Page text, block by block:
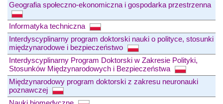
Geografia społeczno-ekonomiczna i gospodarka przestrzenna
Informatyka techniczna
Interdyscyplinarny program doktorski nauki o polityce, stosunki
międzynarodowe i bezpieczeństwo
Interdyscyplinarny Program Doktorski w Zakresie Polityki,
Stosunków Międzynarodowych i Bezpieczeństwa
Międzynarodowy program doktorski z zakresu neuronauki
poznawczej